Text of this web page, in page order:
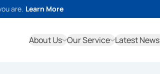
are. Learn More
About Us Our Service Latest News